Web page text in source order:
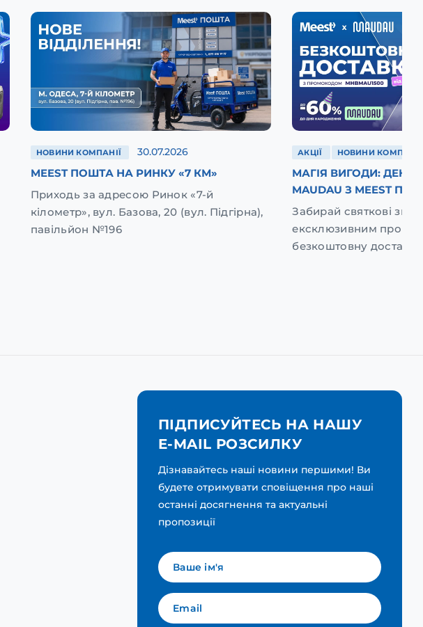
НОВИНИ КОМПАНІЇ 30.07.2026
MEEST ПОШТА НА РИНКУ «7 КМ»
Приходь за адресою Ринок «7-й
кілометр», вул. Базова, 20 (вул. Підгірна),
павільйон №196
АКЦІЇ НОВИНИ КОМПАНІЇ
МАГІЯ ВИГОДИ:
MAUDAU З MEEST
Забирай святкові
ексклюзивним
безкоштовну доставку
ПІДПИСУЙТЕСЬ НА НАШУ
E-MAIL РОЗСИЛКУ
Дізнавайтесь наші новини першими! Ви
будете отримувати сповіщення про наші
останні досягнення та актуальні
пропозиції